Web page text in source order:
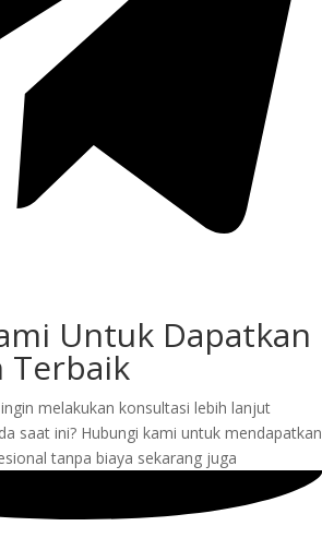
Untuk Dapatkan
Terbaik
melakukan konsultasi lebih lanjut
saat ini? Hubungi kami untuk mendapatkan
tanpa biaya sekarang juga